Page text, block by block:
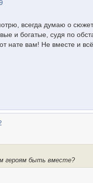
всегда думаю о
и богатые, судя по
нате вам! Не вместе и
героям быть вместе?